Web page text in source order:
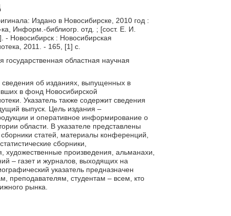
Издано в Новосибирске, 2010 год :
Информ.-библиогр. отд. ; [сост. Е. И.
- Новосибирск : Новосибирская
2011. - 165, [1] с.
областная научная
сведения об изданиях, выпущенных в
в фонд Новосибирской
Указатель также содержит сведения
выпуск. Цель издания –
и оперативное информирование о
области. В указателе представлены
статей, материалы конференций,
сборники,
художественные произведения, альманахи,
– газет и журналов, выходящих на
указатель предназначен
преподавателям, студентам – всем, кто
рынка.